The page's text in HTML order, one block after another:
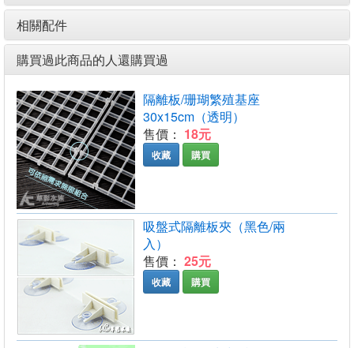
相關配件
購買過此商品的人還購買過
隔離板/珊瑚繁殖基座
30x15cm（透明）
售價： 18元
收藏 購買
吸盤式隔離板夾（黑色/兩
入）
售價： 25元
收藏 購買